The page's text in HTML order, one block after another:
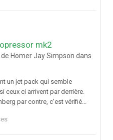
mk2
Homer Jay Simpson dans
un jet pack qui semble
ceux ci arrivent par derrière.
par contre, c'est vérifié...